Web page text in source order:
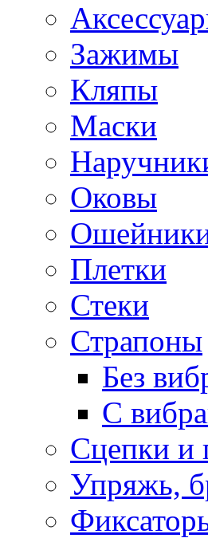
Зажимы
Кляпы
Маски
Оковы
Плетки
Стеки
Страпоны
Без
С
Сцепки и
Упряжь,